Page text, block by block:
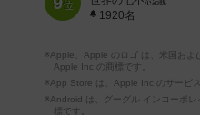
位
1920名
※Apple、Apple のロゴ は、米国およ
Apple Inc.の商標です。
※App Store は、Apple Inc.のサービス
※Android は、グーグル インコーポレ
標です。